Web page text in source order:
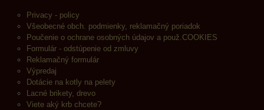
Privacy - policy
Všeobecné obch. podmienky, reklamačný poriadok
Poučenie o ochrane osobných údajov a použ.COOKIES
Formulár - odstúpenie od zmluvy
Reklamačný formulár
Výpredaj
Dotácie na kotly na pelety
Lacné brikety, drevo
Viete aký krb chcete?